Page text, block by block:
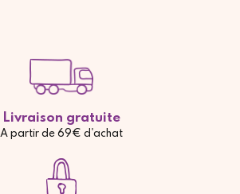
Livraison gratuite
A partir de 69€ d'achat